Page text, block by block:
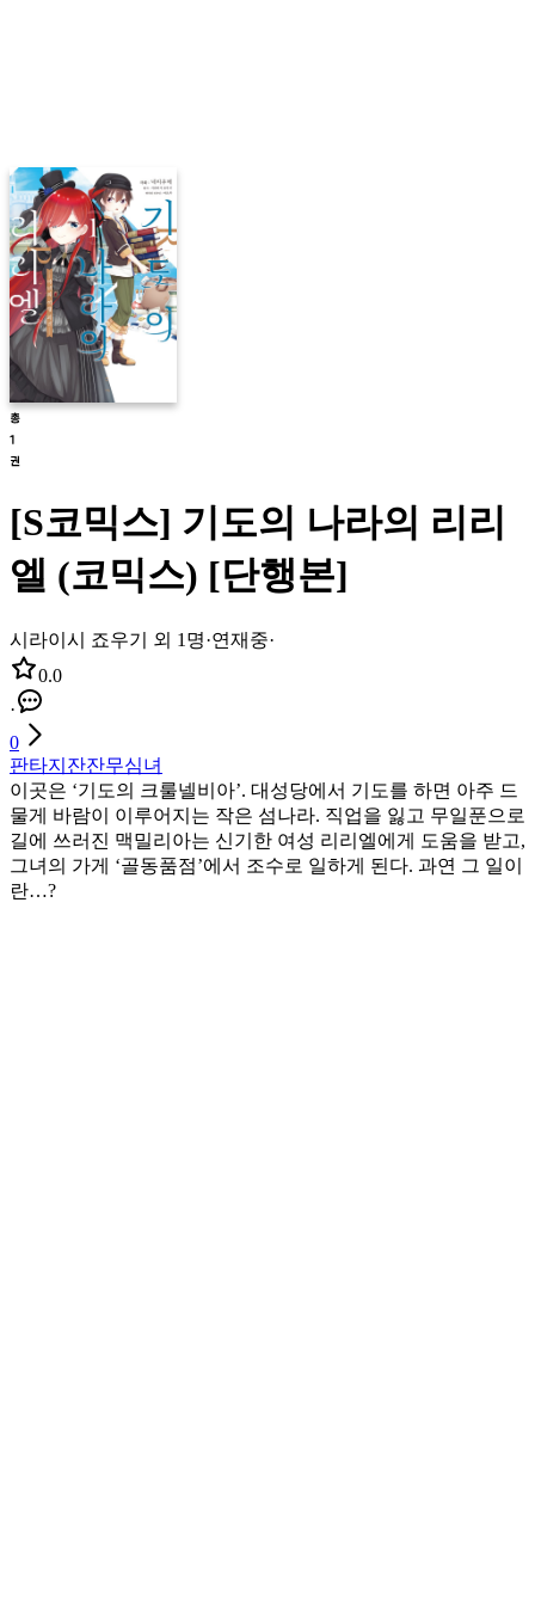
[S코믹스] 기도의 나라의 리리
엘 (코믹스) [단행본]
시라이시 죠우기 외 1명·연재중·
0.0
·
0
판타지 잔잔무심녀
이곳은 ‘기도의 크룰넬비아’. 대성당에서 기도를 하면 아주 드
물게 바람이 이루어지는 작은 섬나라. 직업을 잃고 무일푼으로
길에 쓰러진 맥밀리아는 신기한 여성 리리엘에게 도움을 받고,
그녀의 가게 ‘골동품점’에서 조수로 일하게 된다. 과연 그 일이
란…?